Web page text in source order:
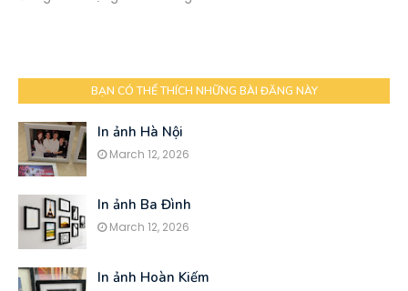
BẠN CÓ THỂ THÍCH NHỮNG BÀI ĐĂNG NÀY
In ảnh Hà Nội
March 12, 2026
In ảnh Ba Đình
March 12, 2026
In ảnh Hoàn Kiếm